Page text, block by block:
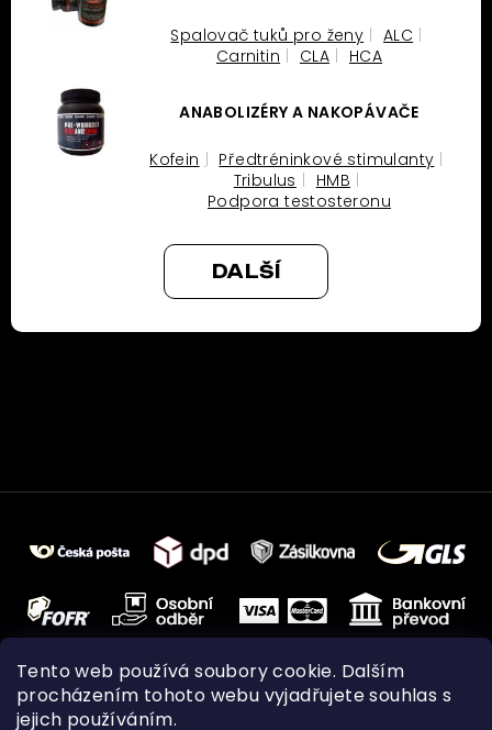
Tento web používá soubory cookie. Dalším
procházením tohoto webu vyjadřujete souhlas s
jejich používáním.
Spalovač tuků pro ženy
ALC
Carnitin
CLA HCA
ANABOLIZÉRY A NAKOPÁVAČE
Kofein
Předtréninkové stimulanty
Tribulus
HMB
Podpora testosteronu
DALŠÍ